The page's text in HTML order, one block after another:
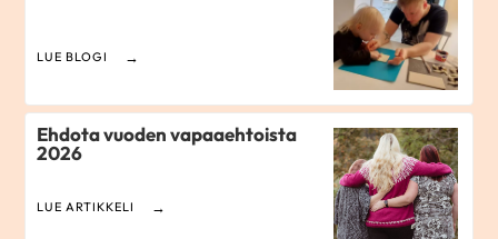
LUE BLOGI
Ehdota vuoden vapaaehtoista
2026
LUE ARTIKKELI